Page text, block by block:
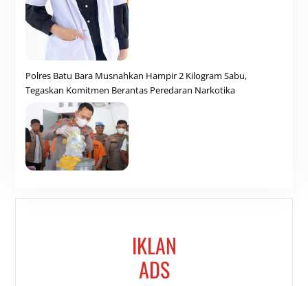
Polres Batu Bara Musnahkan Hampir 2 Kilogram Sabu,
Tegaskan Komitmen Berantas Peredaran Narkotika
IKLAN
ADS